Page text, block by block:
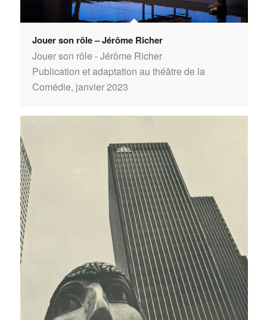
Jouer son rôle – Jérôme Richer
Jouer son rôle - Jérôme Richer
Publication et adaptation au théâtre de la
Comédie, janvier 2023